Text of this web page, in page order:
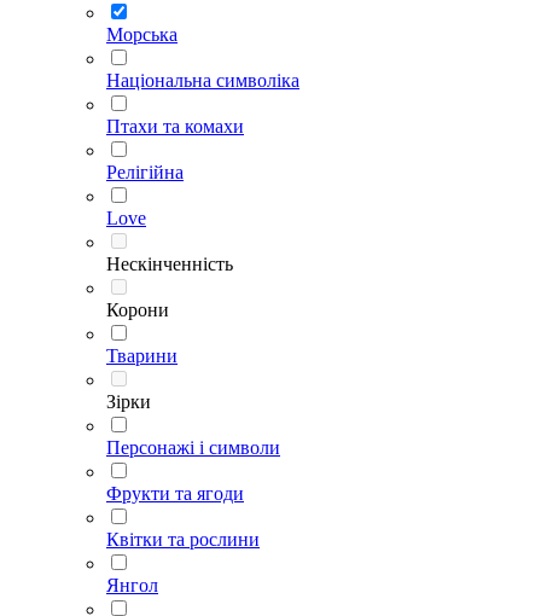
Морська
Національна символіка
Птахи та комахи
Релігійна
Love
Нескінченність
Корони
Тварини
Зірки
Персонажі і символи
Фрукти та ягоди
Квітки та рослини
Янгол